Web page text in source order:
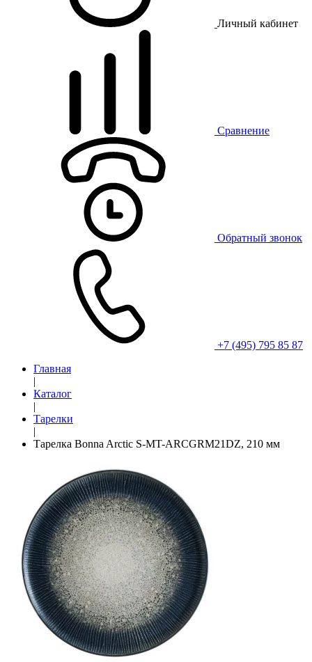
Личный кабинет
Сравнение
Обратный звонок
+7 (495) 795 85 87
Главная
|
Каталог
|
Тарелки
|
Тарелка Bonna Arctic S-MT-ARCGRM21DZ, 210 мм